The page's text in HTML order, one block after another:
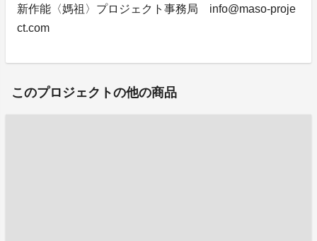
新作能〈媽祖〉プロジェクト事務局 info@maso-proje
ct.com
このプロジェクトの他の商品